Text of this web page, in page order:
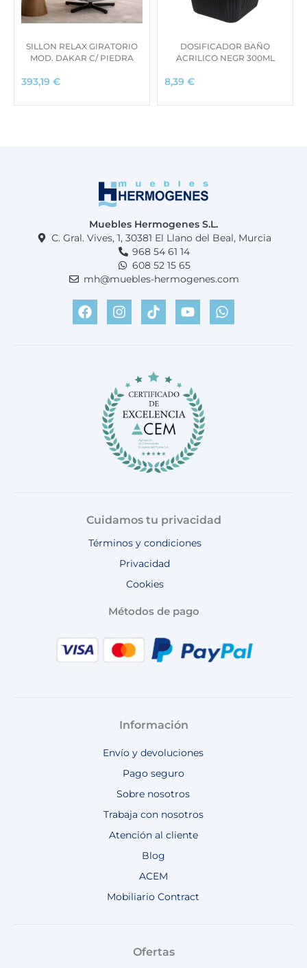
SILLON RELAX GIRATORIO
MOD. DAKAR C/ PIEDRA
393,19 €
DOSIFICADOR BAÑO
ACRILICO NEGR 300ML
8,39 €
Muebles Hermogenes S.L.
C. Gral. Vives, 1, 30381 El Llano del Beal, Murcia
968 54 61 14
608 52 15 65
mh@muebles-hermogenes.com
F
a
c
I
n
s
a
m
T
i
k
Y
o
u
W
h
a
Cuidamos tu privacidad
Términos y condiciones
Privacidad
Cookies
Métodos de pago
Información
Envío y devoluciones
Pago seguro
Sobre nosotros
Trabaja con nosotros
Atención al cliente
Blog
ACEM
Mobiliario Contract
Ofertas